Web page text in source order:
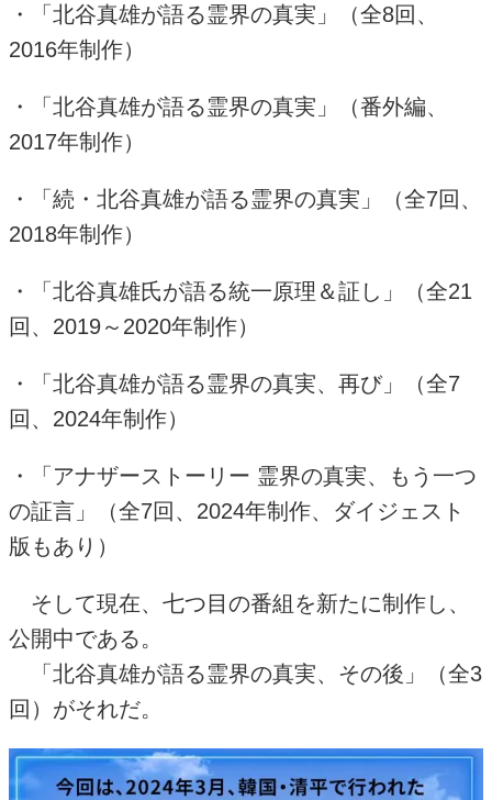
・「北谷真雄が語る霊界の真実」（全8回、
2016年制作）
・「北谷真雄が語る霊界の真実」（番外編、
2017年制作）
・「続・北谷真雄が語る霊界の真実」（全7回、
2018年制作）
・「北谷真雄氏が語る統一原理＆証し」（全21
回、 2019～ 2020年制作）
・「北谷真雄が語る霊界の真実、再び」（全7
回、 2024年制作）
・「アナザーストーリー 霊界の真実、もう一つ
の証言」（全7回、 2024年制作、ダイジェスト
版もあり）
そして現在、七つ目の番組を新たに制作し、
公開中である。
「北谷真雄が語る霊界の真実、その後」（全3
回）がそれだ。